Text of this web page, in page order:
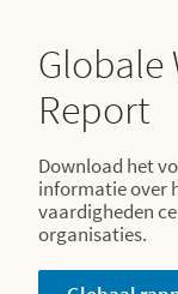
Globale
Report
Download het
informatie over
vaardigheden
organisaties.